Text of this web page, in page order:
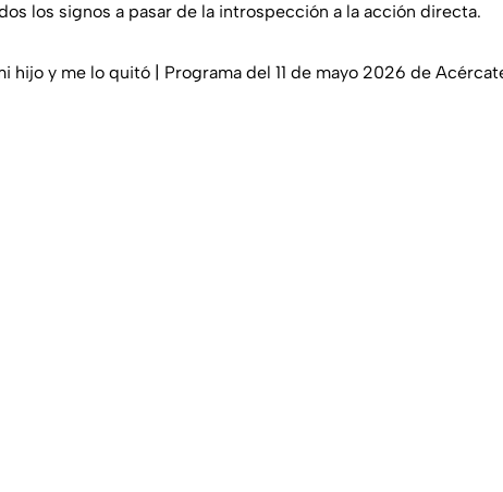
los signos a pasar de la introspección a la acción directa.
hijo y me lo quitó | Programa del 11 de mayo 2026 de